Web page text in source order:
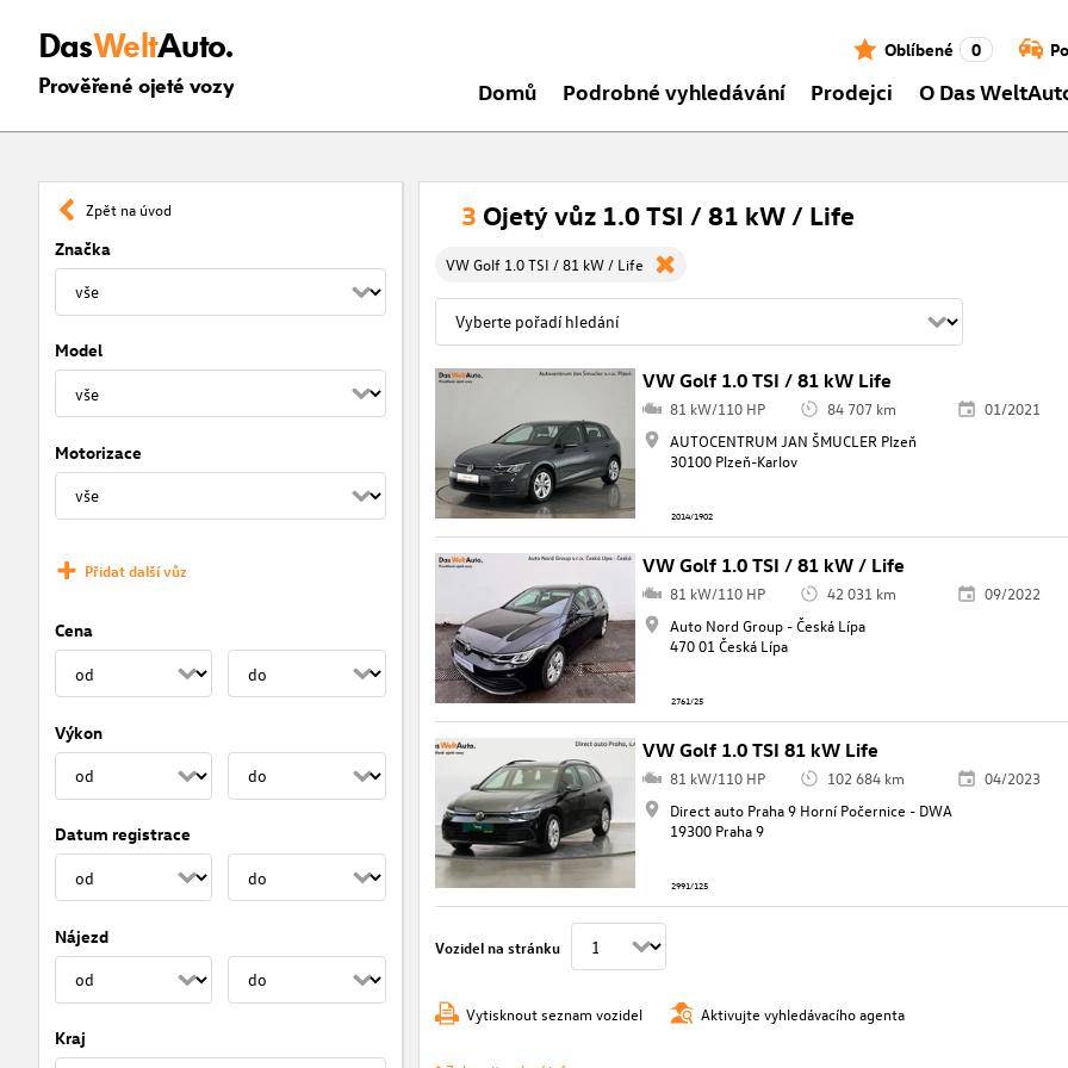
DasWeltAuto.
Prověřené ojeté vozy
Oblíbené 0
Domů Podrobné vyhledávání Prodejci O Das
Zpět na úvod
Značka
Model
Motorizace
Přidat další vůz
Cena
Výkon
Datum registrace
Nájezd
Kraj
3 Ojetý vůz 1.0 TSI / 81 kW / Life
VW Golf 1.0 TSI / 81 kW / Life
VW Golf 1.0 TSI / 81 kW Life
81 kW/110 HP 84 707 km
01/2021
AUTOCENTRUM JAN ŠMUCLER Plzeň
30100 Plzeň-Karlov
2014/1902
VW Golf 1.0 TSI / 81 kW / Life
81 kW/110 HP 42 031 km
09/2022
Auto Nord Group - Česká Lípa
470 01 Česká Lípa
2761/25
VW Golf 1.0 TSI 81 kW Life
81 kW/110 HP 102 684 km
04/2023
Direct auto Praha 9 Horní Počernice - DWA
19300 Praha 9
2991/125
Vozidel na stránku
Vytisknout seznam vozidel Aktivujte vyhledávacího agenta